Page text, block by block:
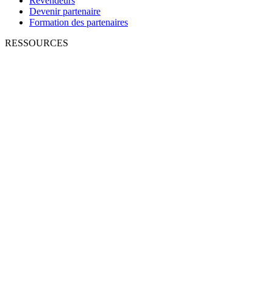
Devenir partenaire
Formation des partenaires
RESSOURCES